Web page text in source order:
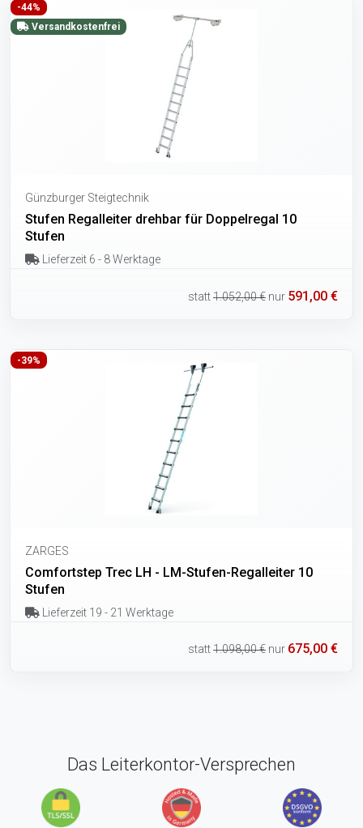
-44%
Versandkostenfrei
Günzburger Steigtechnik
Stufen Regalleiter drehbar für Doppelregal 10
Stufen
Lieferzeit 6 - 8 Werktage
statt1.052,00 € nur 591,00 €
-39%
ZARGES
Comfortstep Trec LH - LM-Stufen-Regalleiter 10
Stufen
Lieferzeit 19 - 21 Werktage
statt1.098,00 € nur 675,00 €
Das Leiterkontor-Versprechen